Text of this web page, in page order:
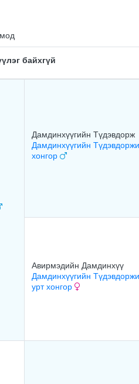
байхгүй
Дамдинхүүгийн Түдэвдорж
Дамдинхүүгийн
хонгор
Авирмэдийн Дамдинхүү
Дамдинхүүгийн
урт хонгор